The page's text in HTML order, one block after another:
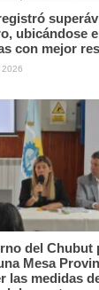
ubicándose
con mejor
del Chubut
Mesa
las medidas